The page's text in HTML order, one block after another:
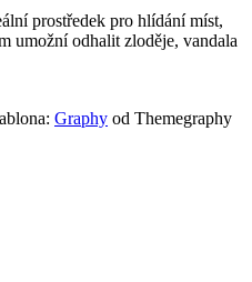
prostředek pro hlídání míst,
umožní odhalit zloděje, vandala
Graphy od Themegraphy